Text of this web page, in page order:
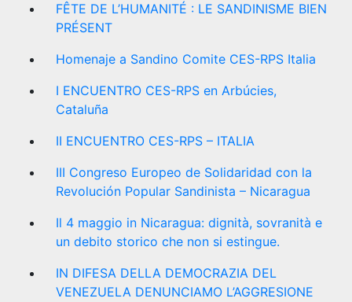
FÊTE DE L’HUMANITÉ : LE SANDINISME BIEN
PRÉSENT
Homenaje a Sandino Comite CES-RPS Italia
I ENCUENTRO CES-RPS en Arbúcies,
Cataluña
II ENCUENTRO CES-RPS – ITALIA
III Congreso Europeo de Solidaridad con la
Revolución Popular Sandinista – Nicaragua
Il 4 maggio in Nicaragua: dignità, sovranità e
un debito storico che non si estingue.
IN DIFESA DELLA DEMOCRAZIA DEL
VENEZUELA DENUNCIAMO L’AGGRESIONE